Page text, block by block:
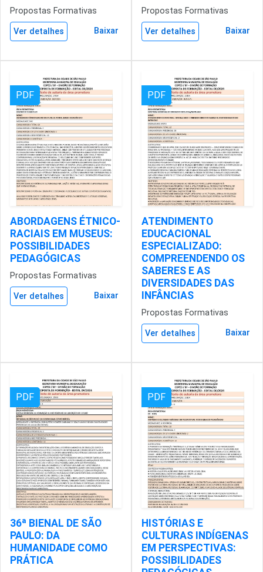
Propostas Formativas
Ver detalhes Baixar
Propostas Formativas
Ver detalhes Baixar
PDF
ABORDAGENS ÉTNICO-
RACIAIS EM MUSEUS:
POSSIBILIDADES
PEDAGÓGICAS
Propostas Formativas
Ver detalhes Baixar
PDF
ATENDIMENTO
EDUCACIONAL
ESPECIALIZADO:
COMPREENDENDO OS
SABERES E AS
DIVERSIDADES DAS
INFÂNCIAS
Propostas Formativas
Ver detalhes Baixar
PDF
36ª BIENAL DE SÃO
PAULO: DA
HUMANIDADE COMO
PRÁTICA
PDF
HISTÓRIAS E
CULTURAS INDÍGENAS
EM PERSPECTIVAS:
POSSIBILIDADES